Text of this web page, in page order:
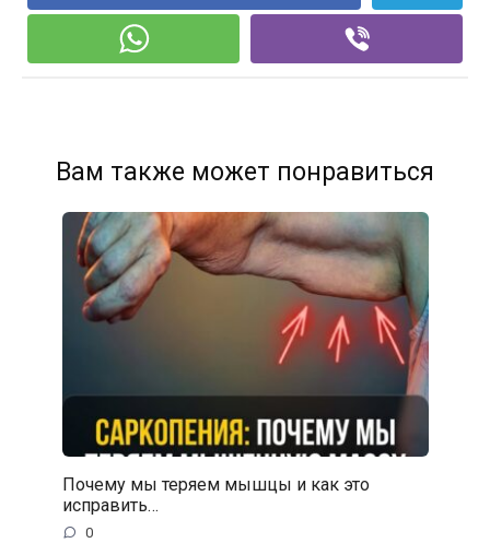
Вам также может понравиться
Почему мы теряем мышцы и как это
исправить…
0